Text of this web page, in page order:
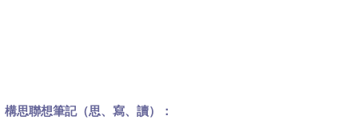
構思聯想筆記（思、寫、讀）：